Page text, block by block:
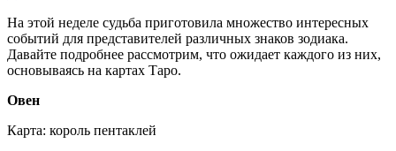
На этой неделе судьба приготовила множество интересных
событий для представителей различных знаков зодиака.
Давайте подробнее рассмотрим, что ожидает каждого из них,
основываясь на картах Таро.
Овен
Карта: король пентаклей